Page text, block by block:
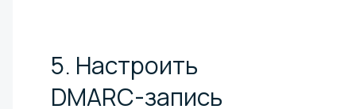
5. Настроить
DMARC-запись